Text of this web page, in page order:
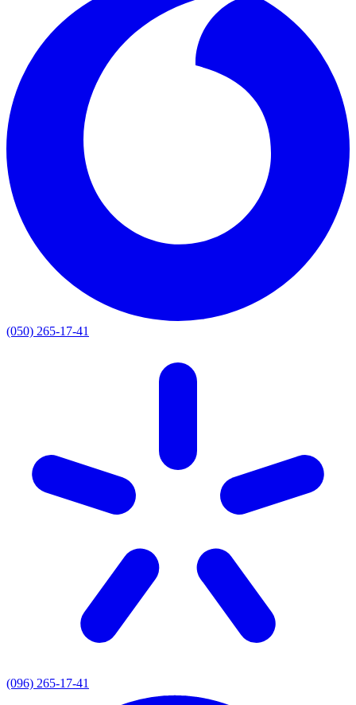
(050) 265-17-41
(096) 265-17-41